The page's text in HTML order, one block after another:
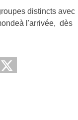
distincts avec
l'arrivée, dès